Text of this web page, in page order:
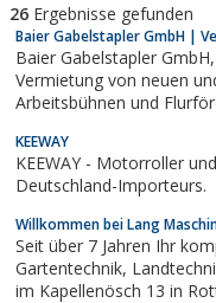
26 Ergebnisse gefunden
Baier Gabelstapler GmbH |
Baier Gabelstapler GmbH, 79395 Neuenburg, Verkauf, Service,
Vermietung von neuen
Arbeitsbühnen und
jeden Einsatz in Industrie
qualifizierten Service.
KEEWAY
KEEWAY - Motorroller
Deutschland-Importeurs.
Willkommen bei Lang
Seit über 7 Jahren Ihr
Gartentechnik, Landtechnik, Forsttechnik und Kommunaltechnik
im Kapellenösch 13 in